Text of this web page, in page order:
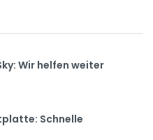
Wir helfen weiter
Schnelle